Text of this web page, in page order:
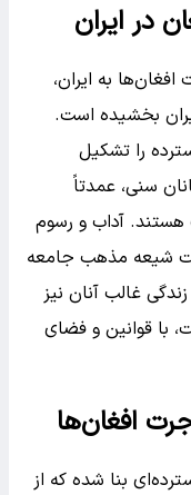
در ایران
به ایران،
بخشیده است.
را تشکیل
سنی، عمدتاً
هستند. آداب و رسوم
شیعه مذهب جامعه
غالب آنان نیز
با قوانین و فضای
افغان‌ها
بنا شده که از